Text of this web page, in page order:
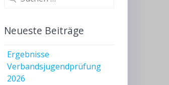
nach:
Neueste Beiträge
Ergebnisse
Verbandsjugendprüfung
2026